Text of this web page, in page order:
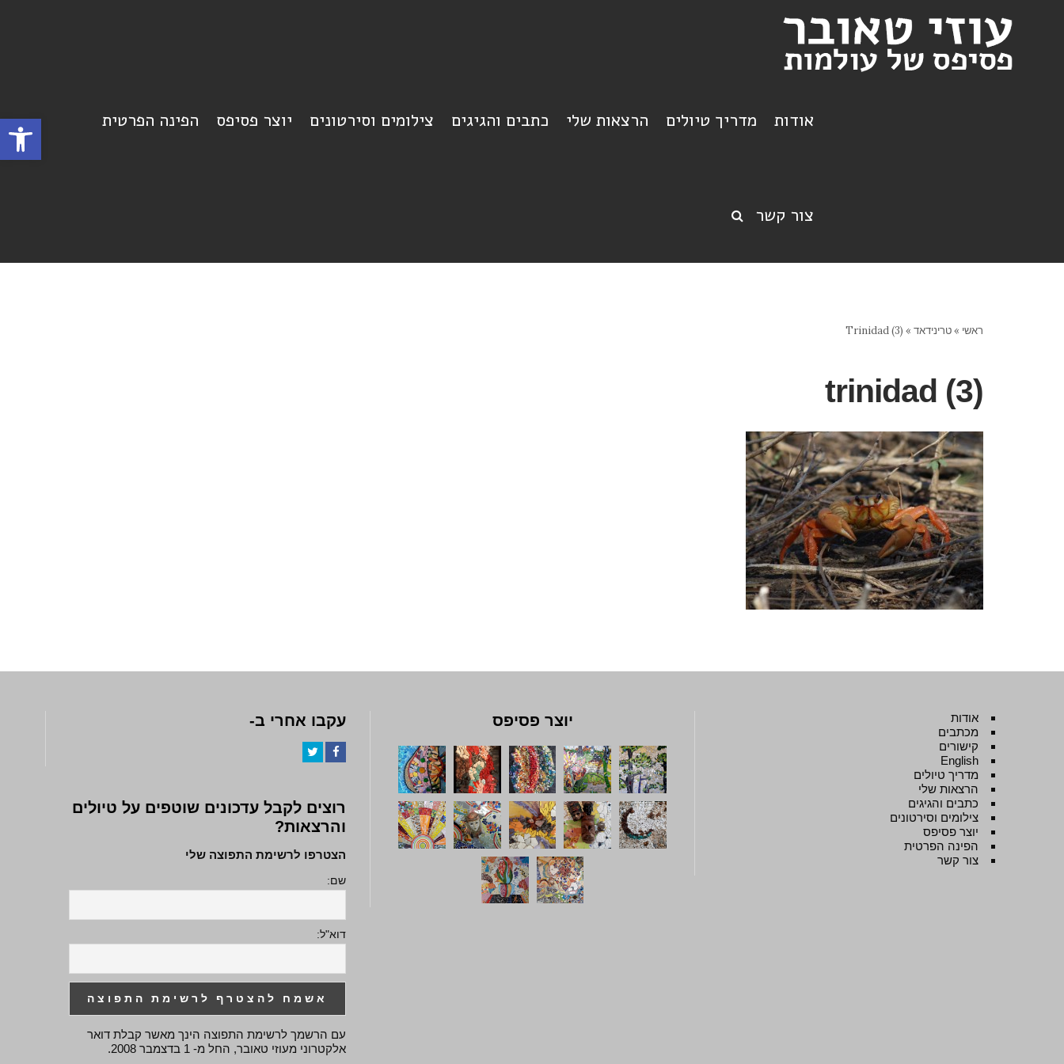
פתח אודות מדריך טיולים הרצאות שלי כתבים והגיגים צילומים וסירטונים יוצר פסיפס הפינה הפרטית
צור קשר
ראשי »טרינידאד »
Trinidad (3)
trinidad (3)
אודות
מכתבים
קישורים
English
מדריך טיולים
הרצאות שלי
כתבים והגיגים
צילומים וסירטונים
יוצר פסיפס
הפינה הפרטית
צור קשר
יוצר פסיפס עקבו אחרי ב-
רוצים לקבל עדכונים שוטפים על טיולים
והרצאות?
הצטרפו לרשימת התפוצה שלי
שם:
דוא"ל:
עם הרשמך לרשימת התפוצה הינך מאשר קבלת דואר
אלקטרוני מעוזי טאובר, החל מ- 1 בדצמבר 2008.